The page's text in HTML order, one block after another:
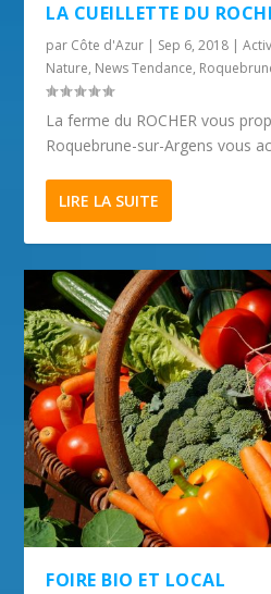
LA CUEILLETTE DU
par Côte d'Azur | Sep 6, 2018 |
Nature, News Tendance,
La ferme du ROCHER vous
Roquebrune-sur-Argens vous
LIRE LA SUITE
FOIRE BIO ET LOCAL